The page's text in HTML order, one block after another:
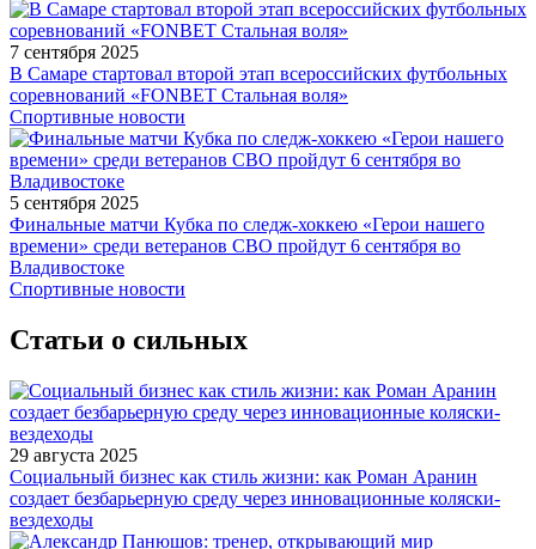
7 сентября 2025
В Самаре стартовал второй этап всероссийских футбольных
соревнований «FONBET Стальная воля»
Спортивные новости
5 сентября 2025
Финальные матчи Кубка по следж-хоккею «Герои нашего
времени» среди ветеранов СВО пройдут 6 сентября во
Владивостоке
Спортивные новости
Статьи о сильных
29 августа 2025
Социальный бизнес как стиль жизни: как Роман Аранин
создает безбарьерную среду через инновационные коляски-
вездеходы